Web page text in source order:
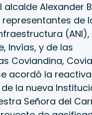
alcalde Alexander
de
(ANI),
Invías, y de las
Coviandina,
acordó la
la nueva
Señora del